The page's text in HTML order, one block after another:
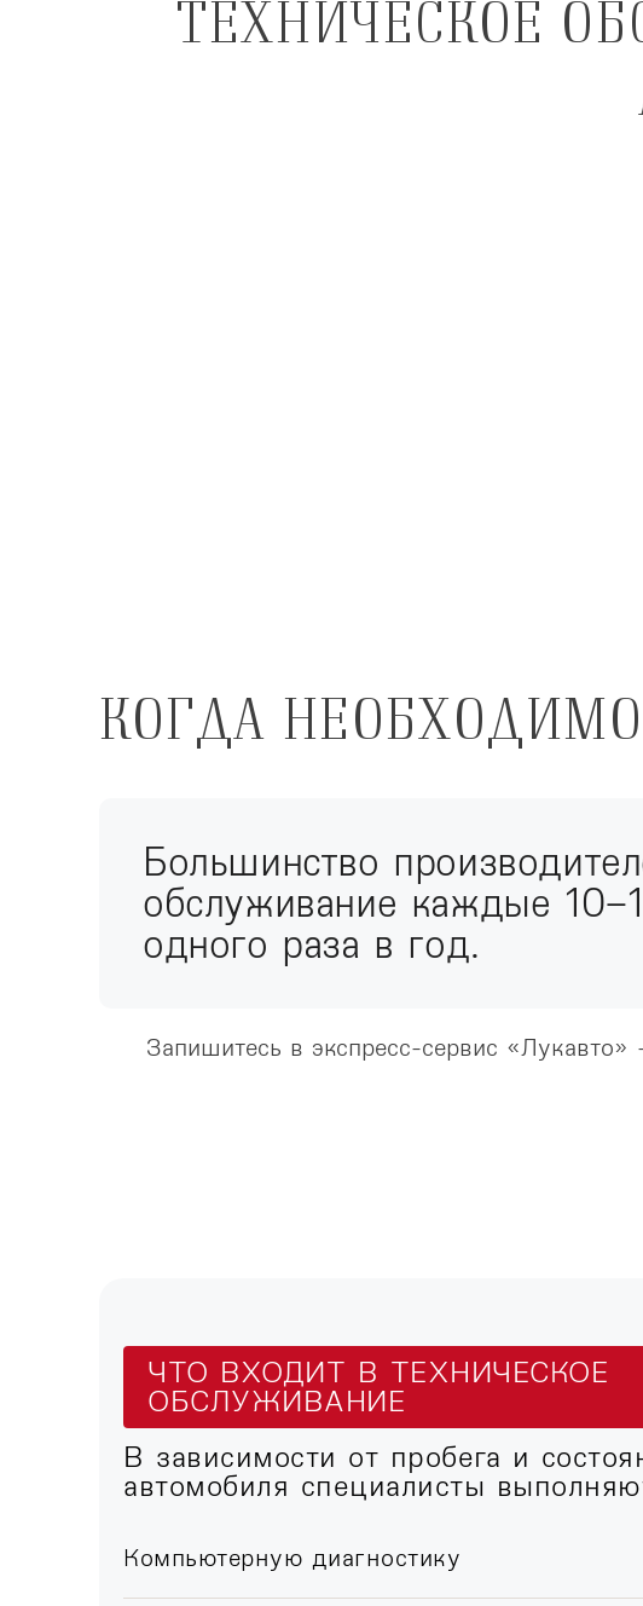
ТЕХНИЧЕСКОЕ
КОГДА
Большинство
обслуживание каждые
одного раза в год.
Запишитесь в экспресс-сервис
ЧТО ВХОДИТ В ТЕХНИЧЕСКОЕ
ОБСЛУЖИВАНИЕ
В зависимости от пробега и
автомобиля специалисты
Компьютерную диагностику